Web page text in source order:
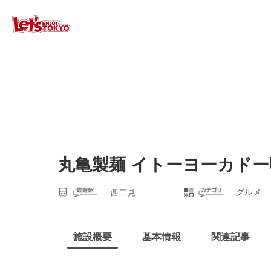
丸亀製麺 イトーヨーカド
西二見 グルメ
施設概要 基本情報 関連記事